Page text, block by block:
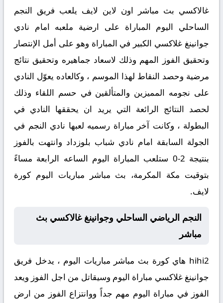
غالاكسي بث مباشر اون لاين لايف يلعب فريق النجم
الساحلي اليوم المباراة على ارضية ملعبه امام نادي
جوانينغ غلاكسي الكبير في المباراة وهو على أمل الإنتصار
وتحقيق الفوز المهم وذلك لاسعاد جماهيره وتحقيق نتائج
مرضية وحصد النقاط لهذا الموسم ، وكالعاده يعوّل النادي
على نجومه المميزين والمتألقين في حسم اللقاء وذلك
لحصد النتائج الرائعة التي يريد ان يحققها النادي في
البطولة ، وكانت آخر مباراة رسميه لعبها نادي النجم في
الجولة السابقة امام نادي شباب بلوزداد وانتهت بالفوز
بنتيجة 2-0 ستلعب المباراة اليوم الساعه الرابعة مساءً
بتوقيت مكة المكرمة، بث مباشر مباريات اليوم كورة
لايف.
النجم الرياضي الساحلي وجوانينغ غالاكسي بث
مباشر
hihi2 هاي كورة بث مباشر مباريات اليوم ، يدخل فريق
جوانينغ غلاكسي مباراة اليوم وسيقاتل من اجل الفوز ويعد
الفوز في مباراة اليوم مهم جداً ووانتزاع الفوز من ارض